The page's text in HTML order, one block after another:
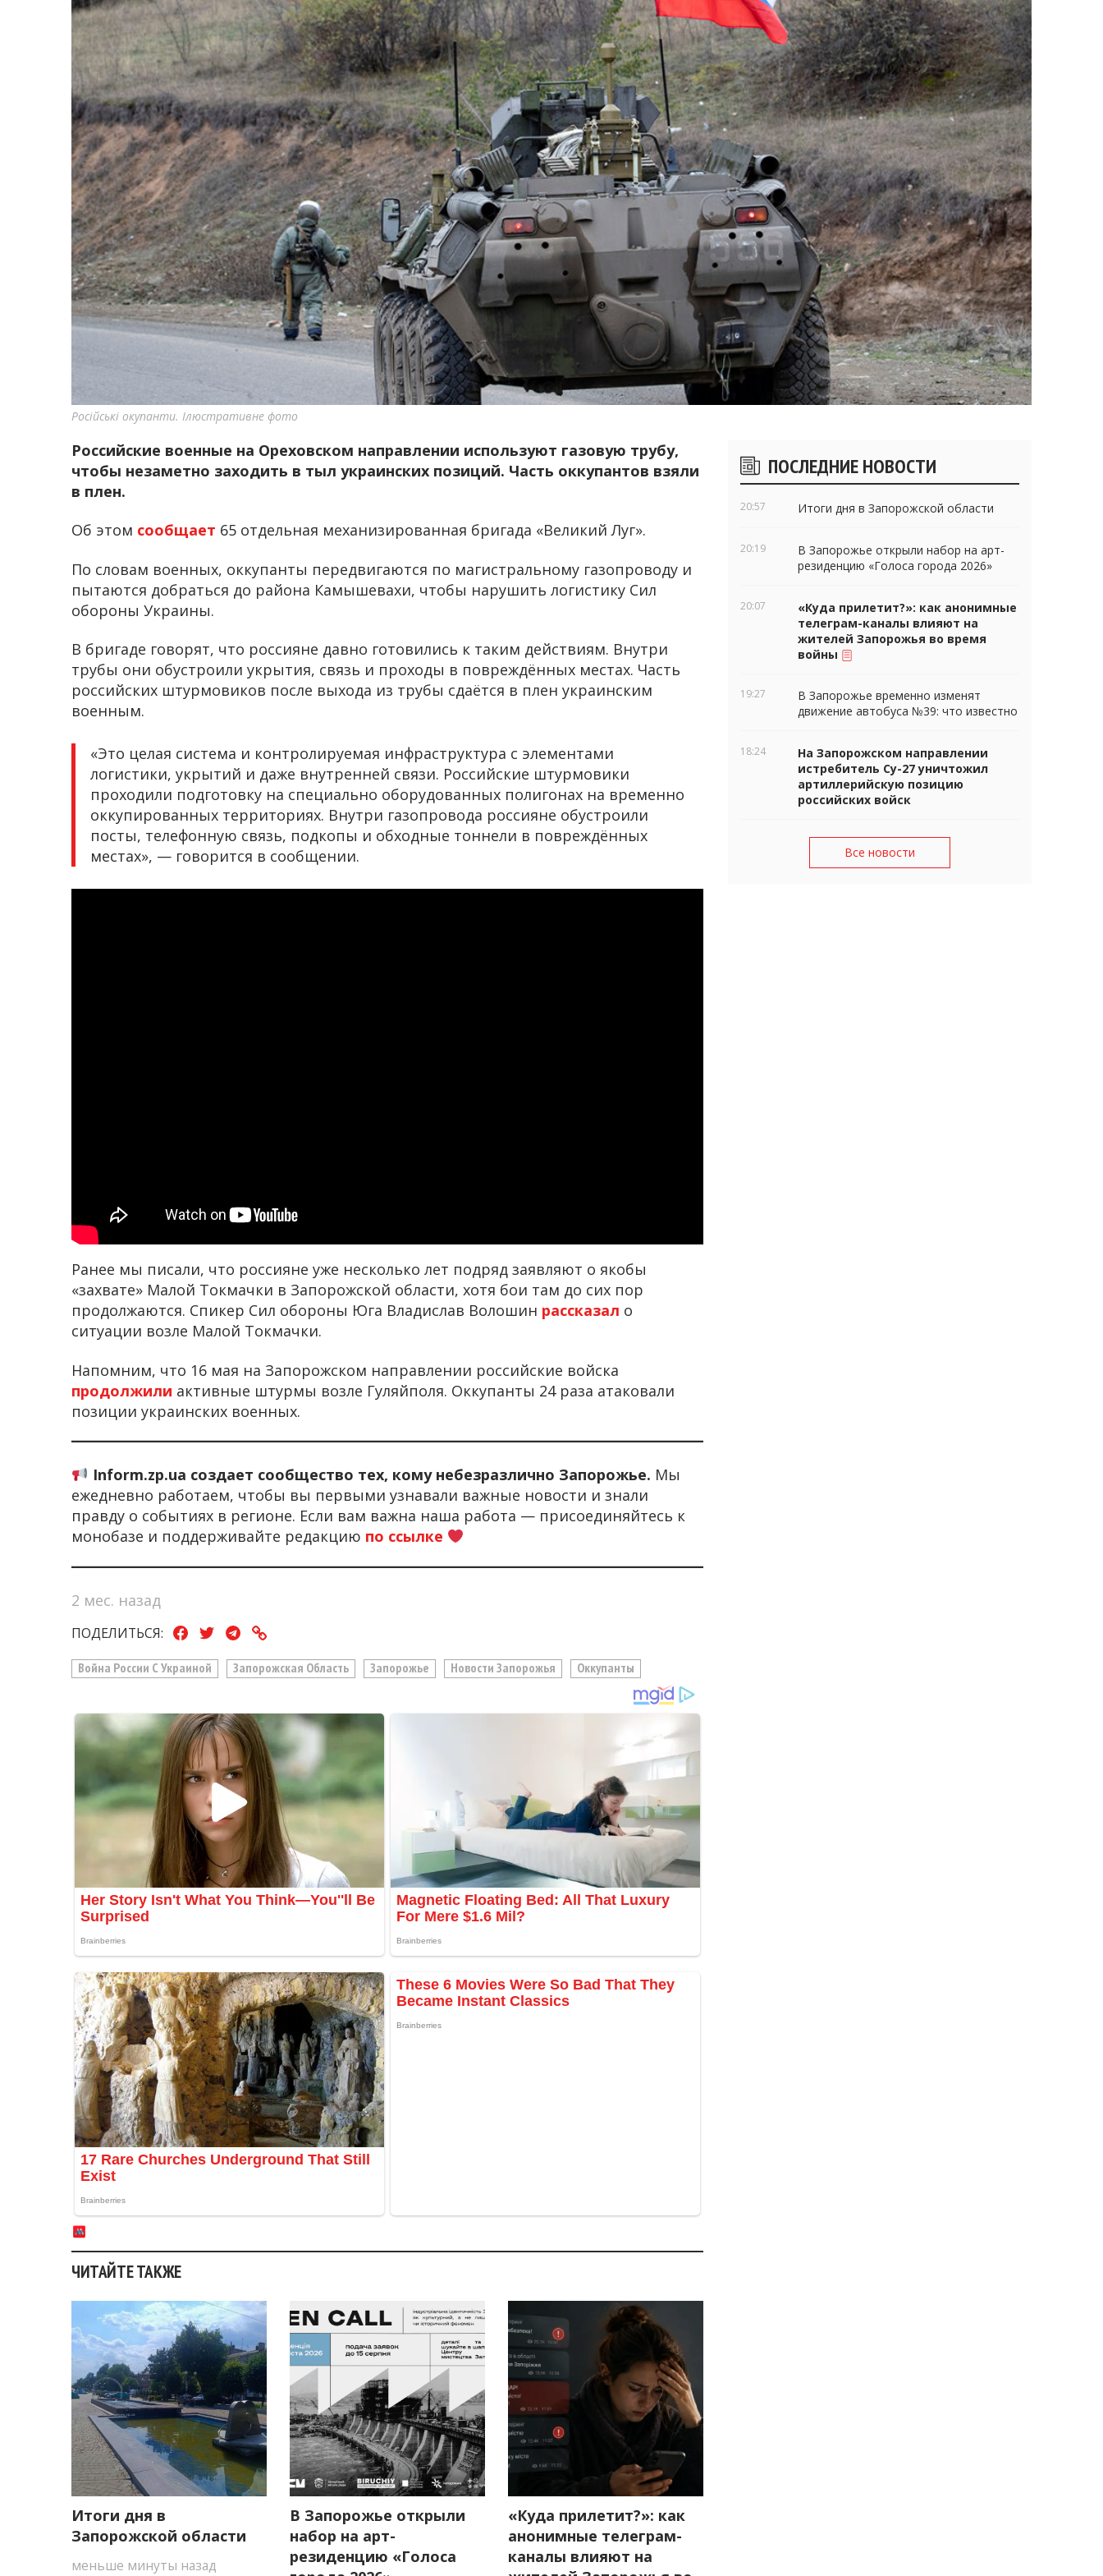
Російські окупанти. Ілюстративне фото
Российские военные на Ореховском направлении используют газовую трубу,
чтобы незаметно заходить в тыл украинских позиций. Часть оккупантов взяли
в плен.
Об этом сообщает 65 отдельная механизированная бригада «Великий Луг».
По словам военных, оккупанты передвигаются по магистральному газопроводу и
пытаются добраться до района Камышевахи, чтобы нарушить логистику Сил
обороны Украины.
В бригаде говорят, что россияне давно готовились к таким действиям. Внутри
трубы они обустроили укрытия, связь и проходы в повреждённых местах. Часть
российских штурмовиков после выхода из трубы сдаётся в плен украинским
военным.
«Это целая система и контролируемая инфраструктура с элементами
логистики, укрытий и даже внутренней связи. Российские штурмовики
проходили подготовку на специально оборудованных полигонах на временно
оккупированных территориях. Внутри газопровода россияне обустроили
посты, телефонную связь, подкопы и обходные тоннели в повреждённых
местах», — говорится в сообщении.
Ранее мы писали, что россияне уже несколько лет подряд заявляют о якобы
«захвате» Малой Токмачки в Запорожской области, хотя бои там до сих пор
продолжаются. Спикер Сил обороны Юга Владислав Волошин рассказал о
ситуации возле Малой Токмачки.
Напомним, что 16 мая на Запорожском направлении российские войска
продолжили активные штурмы возле Гуляйполя. Оккупанты 24 раза атаковали
позиции украинских военных.
Inform.zp.ua создает сообщество тех, кому небезразлично Запорожье. Мы
ежедневно работаем, чтобы вы первыми узнавали важные новости и знали
правду о событиях в регионе. Если вам важна наша работа — присоединяйтесь к
монобазе и поддерживайте редакцию по ссылке
2 мес. назад
ПОДЕЛИТЬСЯ:
Война России С Украиной Запорожская Область Запорожье Новости Запорожья Оккупанты
ЧИТАЙТЕ ТАКЖЕ
Итоги дня в
Запорожской области
меньше минуты назад
В Запорожье открыли
набор на арт-
резиденцию «Голоса
«Куда прилетит?»: как
анонимные телеграм-
каналы влияют на
Боковые
виджеты
ПОСЛЕДНИЕ НОВОСТИ
20:57 Итоги дня в Запорожской области
20:19
В Запорожье открыли набор на арт-
резиденцию «Голоса города 2026»
20:07
«Куда прилетит?»: как анонимные
телеграм-каналы влияют на
жителей Запорожья во время
войны
19:27
В Запорожье временно изменят
движение автобуса №39: что известно
18:24
На Запорожском направлении
истребитель Су-27 уничтожил
артиллерийскую позицию
российских войск
Все новости